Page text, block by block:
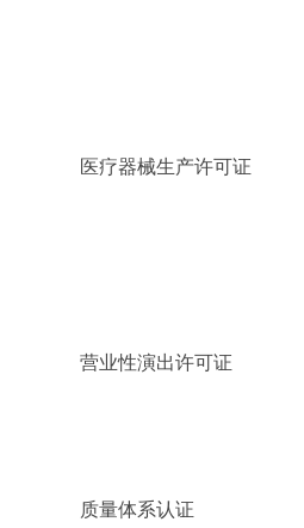
医疗器械生产许可证
营业性演出许可证
质量体系认证